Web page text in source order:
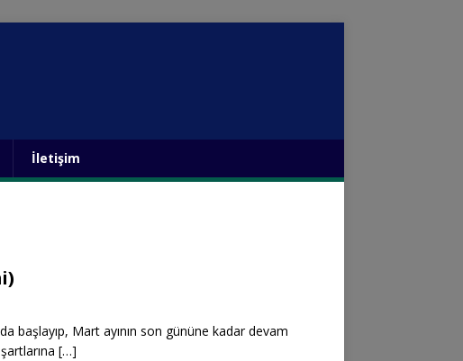
İletişim
başlayıp, Mart ayının son gününe kadar devam
[…]